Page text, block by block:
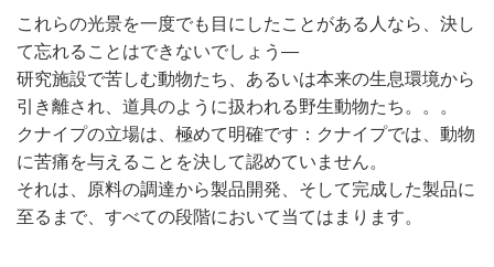
これらの光景を一度でも目にしたことがある人なら、決し
て忘れることはできないでしょう―
研究施設で苦しむ動物たち、あるいは本来の生息環境から
引き離され、道具のように扱われる野生動物たち。。。
クナイプの立場は、極めて明確です：クナイプでは、動物
に苦痛を与えることを決して認めていません。
それは、原料の調達から製品開発、そして完成した製品に
至るまで、すべての段階において当てはまります。